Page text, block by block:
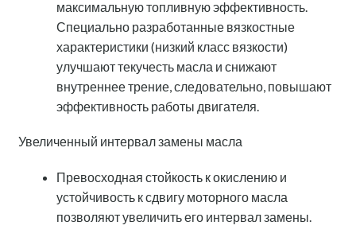
максимальную топливную эффективность.
Специально разработанные вязкостные
характеристики (низкий класс вязкости)
улучшают текучесть масла и снижают
внутреннее трение, следовательно, повышают
эффективность работы двигателя.
Увеличенный интервал замены масла
Превосходная стойкость к окислению и
устойчивость к сдвигу моторного масла
позволяют увеличить его интервал замены.